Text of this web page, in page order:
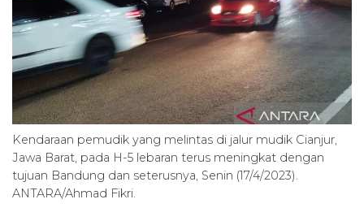
Kendaraan pemudik yang melintas di jalur mudik Cianjur,
Jawa Barat, pada H-5 lebaran terus meningkat dengan
tujuan Bandung dan seterusnya, Senin (17/4/2023).
ANTARA/Ahmad Fikri.